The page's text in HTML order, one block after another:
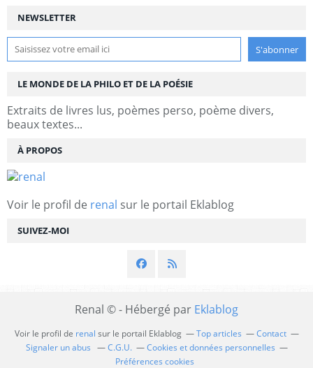
NEWSLETTER
SUIVEZ-MOI
LE MONDE DE LA PHILO ET DE LA POÉSIE
Extraits de livres lus, poèmes perso, poème divers,
beaux textes...
À PROPOS
Voir le profil de renal sur le portail Eklablog
Renal © - Hébergé par Eklablog
Voir le profil de renal sur le portail Eklablog Top articles
Contact
Signaler un abus
C.G.U.
Cookies et données personnelles
Préférences cookies